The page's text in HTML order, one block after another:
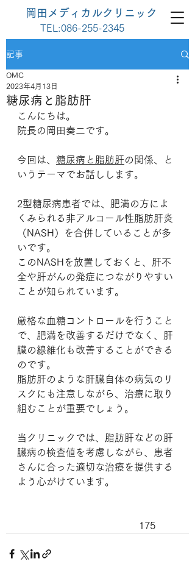
岡田メディカルクリニック
TEL:086-255-2345
記事
糖尿病と脂肪肝
OMC
2023年4月13日
こんにちは。
院長の岡田奏二です。
今回は、 糖尿病と脂肪肝の関係、と
いうテーマでお話しします。
2型糖尿病患者では、肥満の方によ
くみられる非アルコール性脂肪肝炎
（NASH）を合併していることが多
いです。
このNASHを放置しておくと、肝不
全や肝がんの発症につながりやすい
ことが知られています。
厳格な血糖コントロールを行うこと
で、肥満を改善するだけでなく、肝
臓の線維化も改善することができる
のです。
脂肪肝のような肝臓自体の病気のリ
スクにも注意しながら、治療に取り
組むことが重要でしょう。
当クリニックでは、脂肪肝などの肝
臓病の検査値を考慮しながら、患者
さんに合った適切な治療を提供する
よう心がけています。
					175